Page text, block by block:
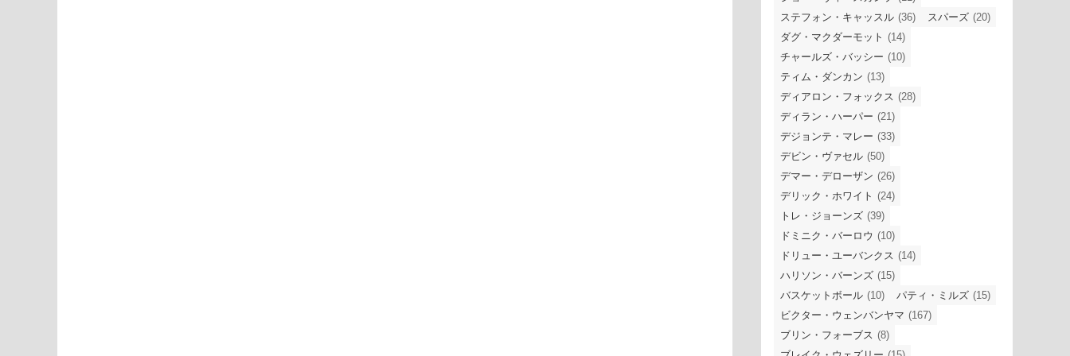
ステフォン・キャッスル (36) スパーズ (20)
ダグ・マクダーモット (14)
チャールズ・バッシー (10)
ティム・ダンカン (13)
ディアロン・フォックス (28)
ディラン・ハーパー (21)
デジョンテ・マレー (33)
デビン・ヴァセル (50)
デマー・デローザン (26)
デリック・ホワイト (24)
トレ・ジョーンズ (39)
ドミニク・バーロウ (10)
ドリュー・ユーバンクス (14)
ハリソン・バーンズ (15)
バスケットボール (10) パティ・ミルズ (15)
ビクター・ウェンバンヤマ (167)
ブリン・フォーブス (8)